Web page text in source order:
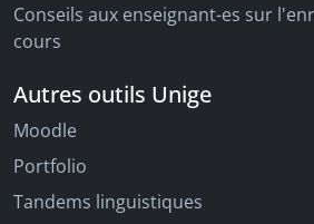
Conseils aux enseignant-es sur
cours
Autres outils Unige
Moodle
Portfolio
Tandems linguistiques